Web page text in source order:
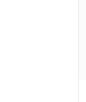
動入力さ
。